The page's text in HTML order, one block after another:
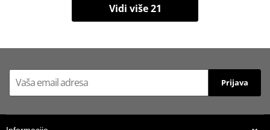
Vidi više 21
Prijava